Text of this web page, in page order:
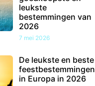
leukste
bestemmingen van
2026
7 mei 2026
De leukste en beste
feestbestemmingen
in Europa in 2026